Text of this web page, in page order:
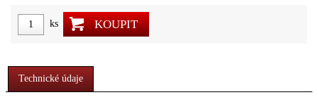
ks KOUPIT
Technické údaje